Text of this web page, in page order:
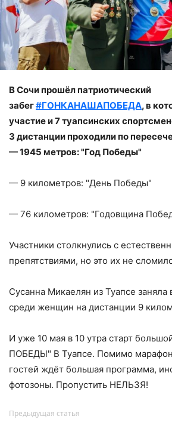
В Сочи прошёл патриотический
забег#ГОНКАНАШАПОБЕДА, в
участие и 7 туапсинских
3 дистанции проходили по
— 1945 метров: "Год Победы"
— 9 километров: "День Победы"
— 76 километров: "Годовщина
Участники столкнулись с
препятствиями, но это их не
Сусанна Микаелян из Туапсе заняла
среди женщин на дистанции 9
И уже 10 мая в 10 утра старт
ПОБЕДЫ" В Туапсе. Помимо
гостей ждёт большая программа,
фотозоны. Пропустить НЕЛЬЗЯ!
Предыдущая статья